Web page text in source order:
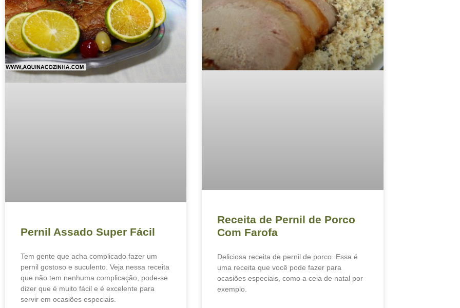
Pernil Assado Super Fácil
Tem gente que acha complicado fazer um
pernil gostoso e suculento. Veja nessa receita
que não tem nenhuma complicação, pode-se
dizer que é muito fácil e é excelente para
servir em ocasiões especiais.
Receita de Pernil de Porco
Com Farofa
Deliciosa receita de pernil de porco. Essa é
uma receita que você pode fazer para
ocasiões especiais, como a ceia de natal por
exemplo.